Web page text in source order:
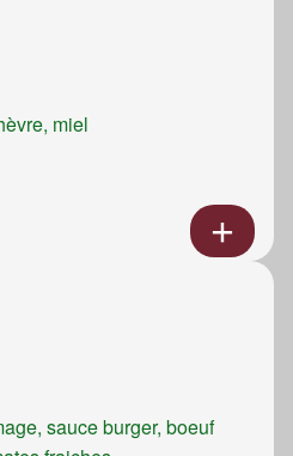
miel
sauce burger, boeuf